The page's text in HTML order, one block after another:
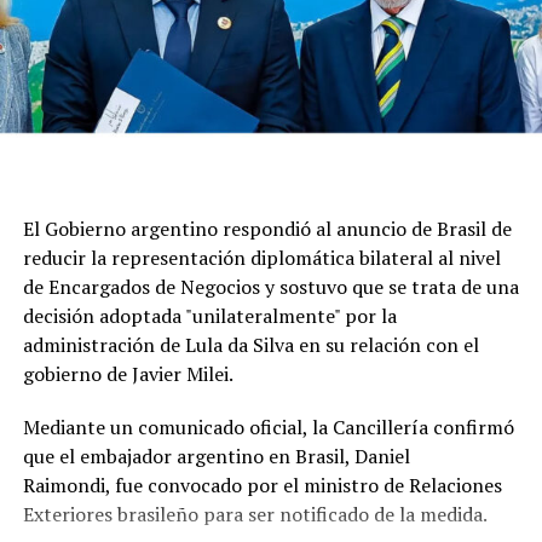
Nicolás Maduro fuera retirado del poder en Venezuela,
que Brasil dejaba la representación nuestra en ese país,
cuando la Argentina tenía ciudadanos presos políticos
en riesgo de vida", sostuvo Quirno.
Eso es mucho más grave que cualquier cosa que haya
ocurrido hasta ese momento y marca el modo en que la
Argentina viene manejando este tema".
Para el canciller, "Brasil viene teniendo conflicto con
varios países como Paraguay", lo que, a su criterio, indica
una decisión de esa nación de “escalar temas" que, para
el gobierno de Milei, "tienen que permanecer en el
ámbito ideológico y político de una contienda electoral
en la que estamos claramente enfrentados en el deseo
El Gobierno argentino respondió al anuncio de Brasil de
reducir la representación diplomática bilateral al nivel
de Encargados de Negocios y sostuvo que se trata de una
decisión adoptada "unilateralmente" por la
administración de Lula da Silva en su relación con el
gobierno de Javier Milei.
Mediante un comunicado oficial, la Cancillería confirmó
que el embajador argentino en Brasil, Daniel
Raimondi, fue convocado por el ministro de Relaciones
Exteriores brasileño para ser notificado de la medida.